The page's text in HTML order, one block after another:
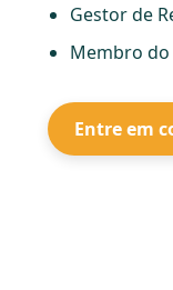
Gestor de
Membro
Entre em